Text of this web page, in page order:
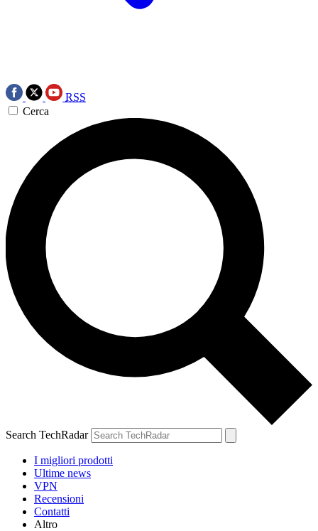
RSS
Cerca
Search TechRadar
I migliori prodotti
Ultime news
VPN
Recensioni
Contatti
Altro